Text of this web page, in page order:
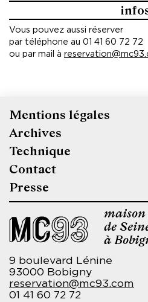
Vous pouvez aussi réserver
par téléphone au 01 41 60 72 72
ou par mail à
de
page
Mentions légales
Archives
Technique
Contact
Presse
de
à
9 boulevard Lénine
93000 Bobigny
reservation@mc93.com
01 41 60 72 72